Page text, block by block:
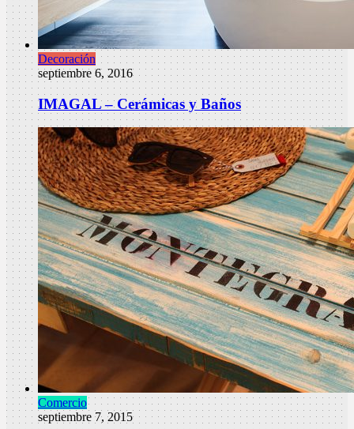
Decoración
septiembre 6, 2016
IMAGAL – Cerámicas y Baños
Comercio
septiembre 7, 2015